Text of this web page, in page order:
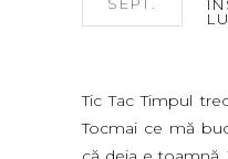
SEPT.
Tic Tac Timpul
Tocmai ce mă